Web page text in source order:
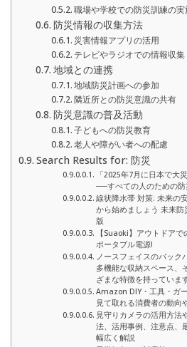
職場や学校での防災訓練の実
防災情報の収集方法
災害情報アプリの活用
テレビやラジオでの情報収集
地域との連携
地域防災計画への参加
隣近所との防災意識の共有
防災意識の普及活動
子どもへの防災教育
老人や障がい者への配慮
Search Results for: 防災
「2025年7月に日本で大
──すべての人のための
線状降水帯 対策: 未来の
から始めましょう 未来
版
【Suaoki】アウトドア
ポータブル電源!
ノースフェイスのバック
多機能な収納スペース、
ざまな特徴を持っていま
Amazon DIY・工具・ガ
見て取れる消費者の動向
見守りカメラの活用方法
法、活用事例、注意点、
幅広く解説